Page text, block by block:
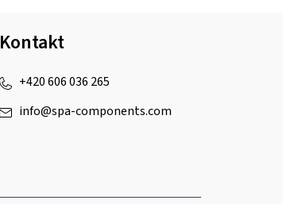
Kontakt
info@spa-components.com
+420 606 036 265